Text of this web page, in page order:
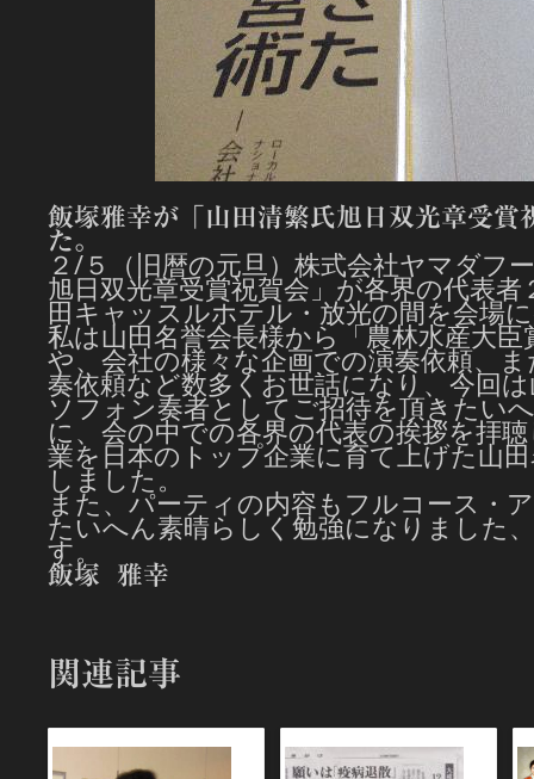
飯塚雅幸が「山田清繁氏旭日双光章受賞
た。
２/５（旧暦の元旦）株式会社ヤマダフ
旭日双光章受賞祝賀会」が各界の代表
田キャッスルホテル・放光の間を会場
私は山田名誉会長様から「農林水産大
や、会社の様々な企画での演奏依頼、
奏依頼など数多くお世話になり、今回
ソフォン奏者としてご招待を頂きたい
に、会の中での各界の代表の挨拶を拝
業を日本のトップ企業に育て上げた山
しました。
また、パーティの内容もフルコース・
たいへん素晴らしく勉強になりました
す。
飯塚 雅幸
関連記事